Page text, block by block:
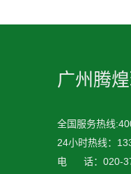
广州腾
全国服务热线
24小时热线：
电 话：020-